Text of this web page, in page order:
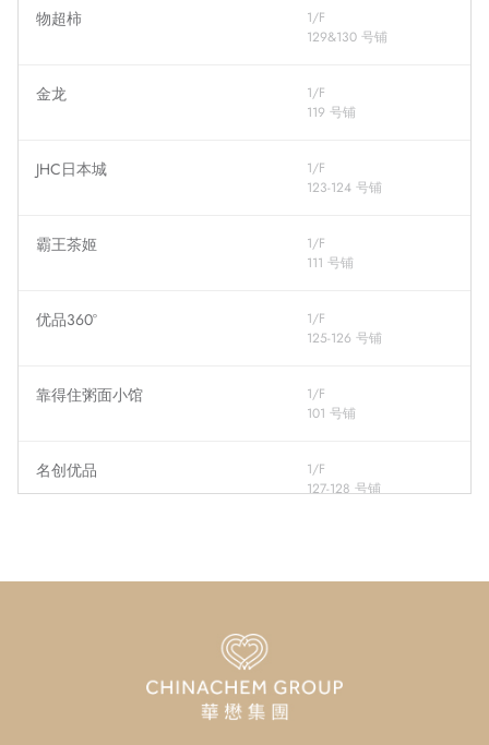
物超柿
1/F
129&130 号铺
金龙
1/F
119 号铺
JHC日本城
1/F
123-124 号铺
霸王茶姬
1/F
111 号铺
优品360°
1/F
125-126 号铺
靠得住粥面小馆
1/F
101 号铺
名创优品
1/F
127-128 号铺
1/F